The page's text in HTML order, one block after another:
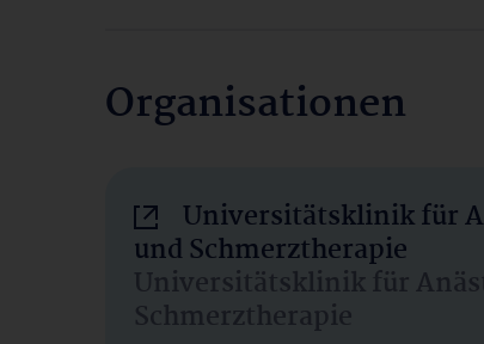
Organisationen
Universitätsklinik für
und Schmerztherapie
Universitätsklinik für
Schmerztherapie